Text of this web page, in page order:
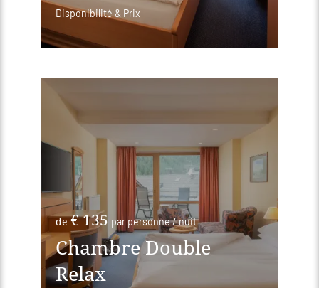
Disponibilité & Prix
de € 135 par personne / nuit
Chambre Double
Relax